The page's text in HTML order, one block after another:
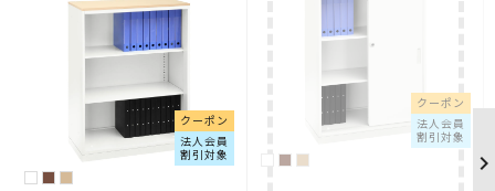
クーポン
法人会員
割引対象
クーポン
法人会員
割引対象